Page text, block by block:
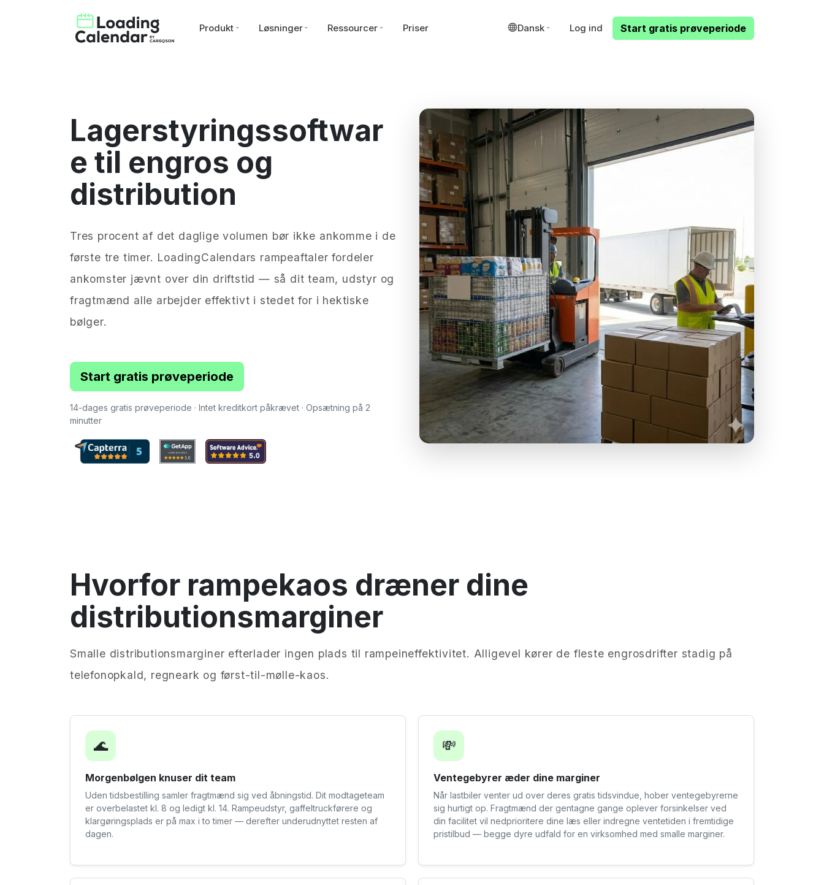
Produkt Løsninger Ressourcer Priser Dansk Log ind Start gratis prøveperiode
Lagerstyringssoftwar
e til engros og
distribution
Tres procent af det daglige volumen bør ikke ankomme i de
første tre timer. LoadingCalendars rampeaftaler fordeler
ankomster jævnt over din driftstid — så dit team, udstyr og
fragtmænd alle arbejder effektivt i stedet for i hektiske
bølger.
Start gratis prøveperiode
14-dages gratis prøveperiode · Intet kreditkort påkrævet · Opsætning på 2
minutter
Hvorfor rampekaos dræner dine
distributionsmarginer
Smalle distributionsmarginer efterlader ingen plads til rampeineffektivitet. Alligevel kører de fleste engrosdrifter stadig på
telefonopkald, regneark og først-til-mølle-kaos.
🌊
Morgenbølgen knuser dit team
Uden tidsbestilling samler fragtmænd sig ved åbningstid. Dit modtageteam
er overbelastet kl. 8 og ledigt kl. 14. Rampeudstyr, gaffeltruckførere og
klargøringsplads er på max i to timer — derefter underudnyttet resten af
dagen.
💸
Ventegebyrer æder dine marginer
Når lastbiler venter ud over deres gratis tidsvindue, hober ventegebyrerne
sig hurtigt op. Fragtmænd der gentagne gange oplever forsinkelser ved
din facilitet vil nedprioritere dine læs eller indregne ventetiden i fremtidige
pristilbud — begge dyre udfald for en virksomhed med smalle marginer.